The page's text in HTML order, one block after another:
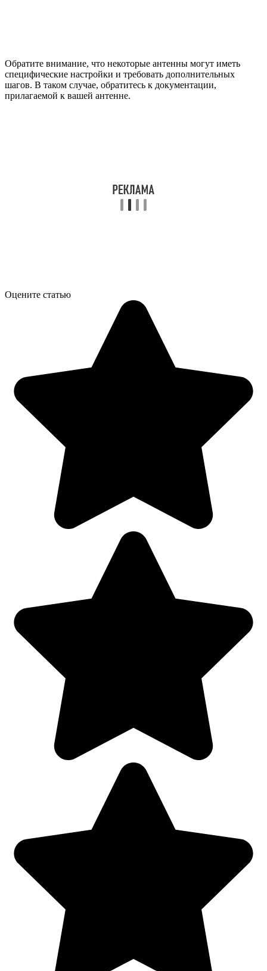
Обратите внимание, что некоторые антенны могут иметь
специфические настройки и требовать дополнительных
шагов. В таком случае, обратитесь к документации,
прилагаемой к вашей антенне.
Оцените статью